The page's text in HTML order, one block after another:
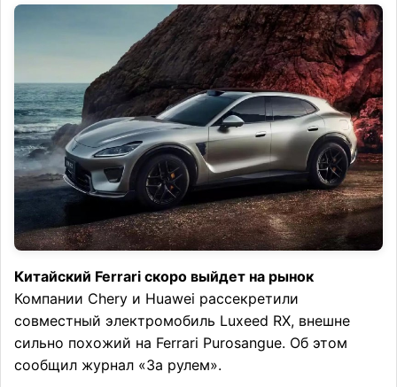
Китайский Ferrari скоро выйдет на рынок
Компании Chery и Huawei рассекретили
совместный электромобиль Luxeed RX, внешне
сильно похожий на Ferrari Purosangue. Об этом
сообщил журнал «За рулем».